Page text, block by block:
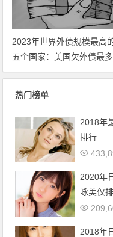
2023年世界外债规模最高
五个国家：美国欠外债最
国第几？
热门榜单
2018年
排行
2020年
咏美仅
2018年